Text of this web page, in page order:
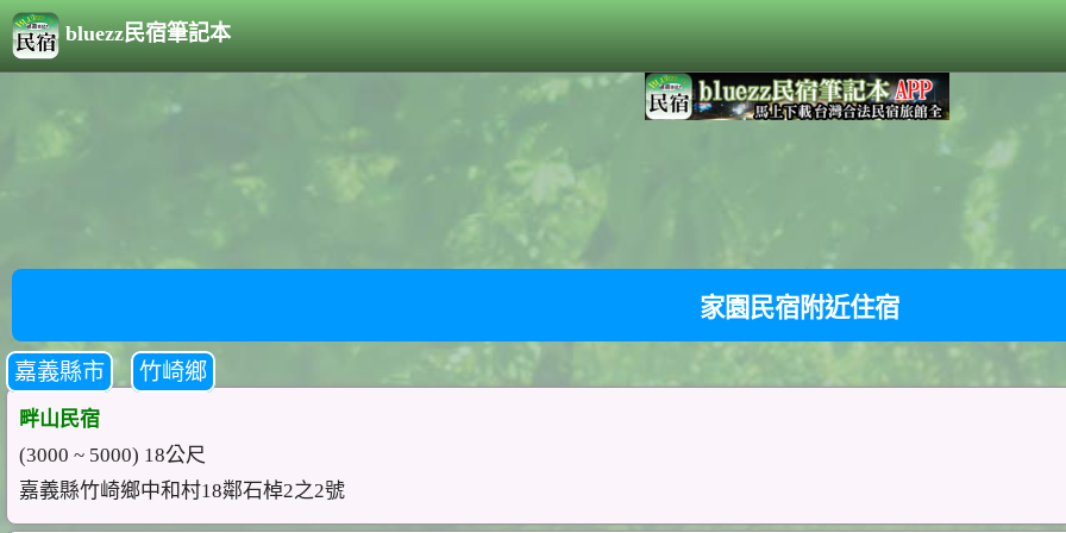
bluezz民宿筆記本
家園民宿附近住宿
嘉義縣市 竹崎鄉
畔山民宿
(3000 ~ 5000) 18公尺
嘉義縣竹崎鄉中和村18鄰石棹2之2號